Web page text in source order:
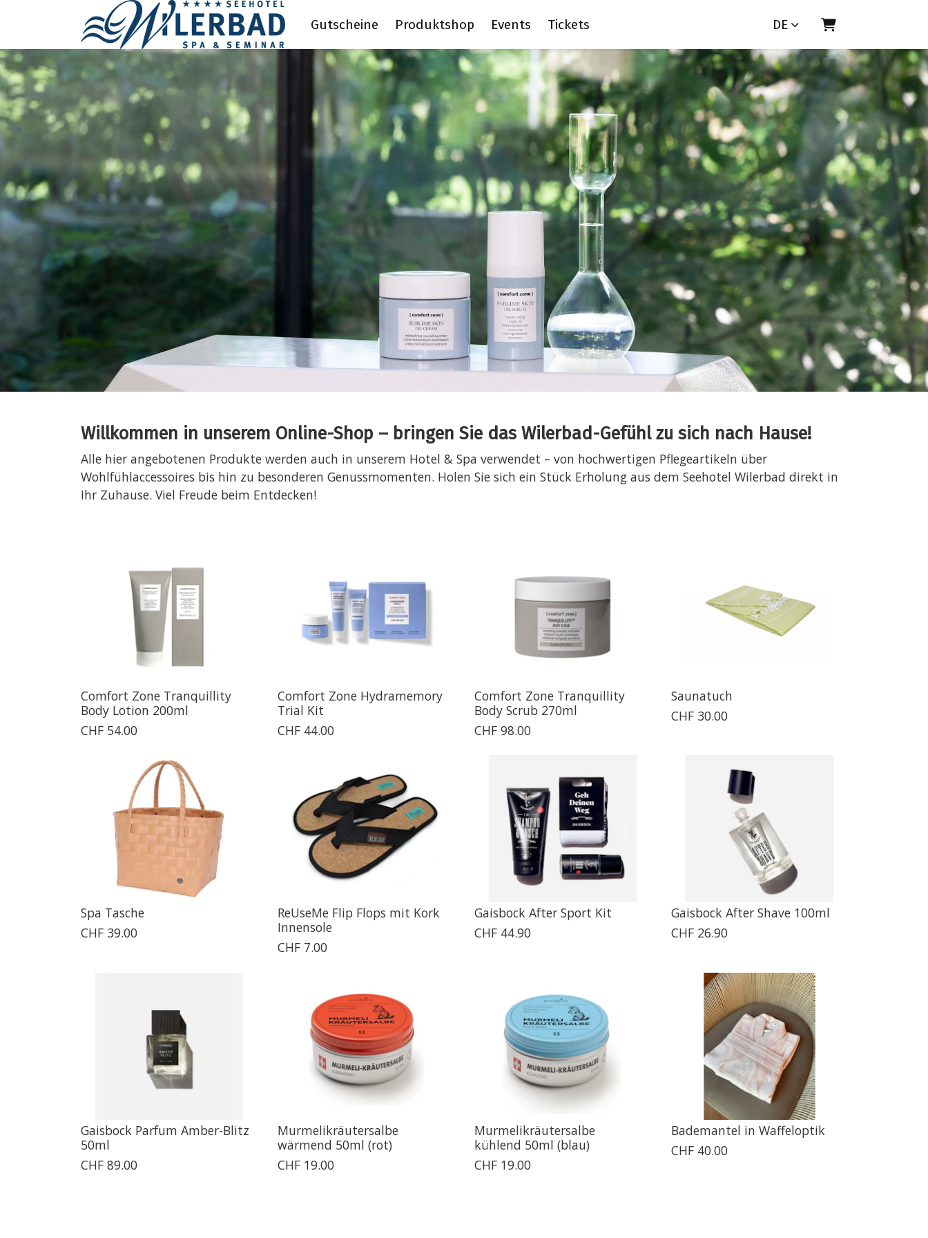
Gutscheine Produktshop Events Tickets DE
Warenkorb
Willkommen in unserem Online-Shop – bringen Sie das Wilerbad-Gefühl zu sich nach Hause!
Alle hier angebotenen Produkte werden auch in unserem Hotel & Spa verwendet – von hochwertigen Pflegeartikeln über
Wohlfühlaccessoires bis hin zu besonderen Genussmomenten. Holen Sie sich ein Stück Erholung aus dem Seehotel Wilerbad direkt in
Ihr Zuhause. Viel Freude beim Entdecken!
Comfort Zone Tranquillity
Body Lotion 200ml
CHF 54.00
Comfort Zone Hydramemory
Trial Kit
CHF 44.00
Comfort Zone Tranquillity
Body Scrub 270ml
CHF 98.00
Saunatuch
CHF 30.00
Spa Tasche
CHF 39.00
ReUseMe Flip Flops mit Kork
Innensole
CHF 7.00
Gaisbock After Sport Kit
CHF 44.90
Gaisbock After Shave 100ml
CHF 26.90
Gaisbock Parfum Amber-Blitz
50ml
CHF 89.00
Murmelikräutersalbe
wärmend 50ml (rot)
CHF 19.00
Murmelikräutersalbe
kühlend 50ml (blau)
CHF 19.00
Bademantel in Waffeloptik
CHF 40.00